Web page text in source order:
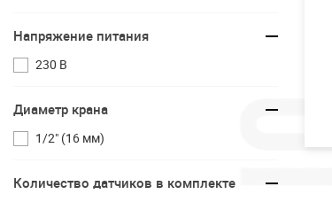
Напряжение питания
230 В
Диаметр крана
1/2" (16 мм)
Количество датчиков в комплекте